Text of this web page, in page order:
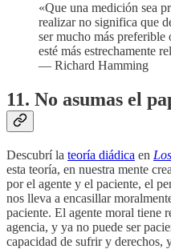
«Que una medición sea
realizar no significa que
ser mucho más preferible
esté más estrechamente
— Richard Hamming
11. No asumas el
Descubrí la teoría diádica en
esta teoría, en nuestra mente
por el agente y el paciente, el
nos lleva a encasillar
paciente. El agente moral tiene
agencia, y ya no puede ser
capacidad de sufrir y derechos,